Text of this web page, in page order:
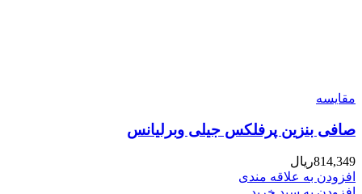
مقایسه
صافی بنزین پرفلکس جیلی وبرلیانس
814,349ریال
افزودن به علاقه مندی